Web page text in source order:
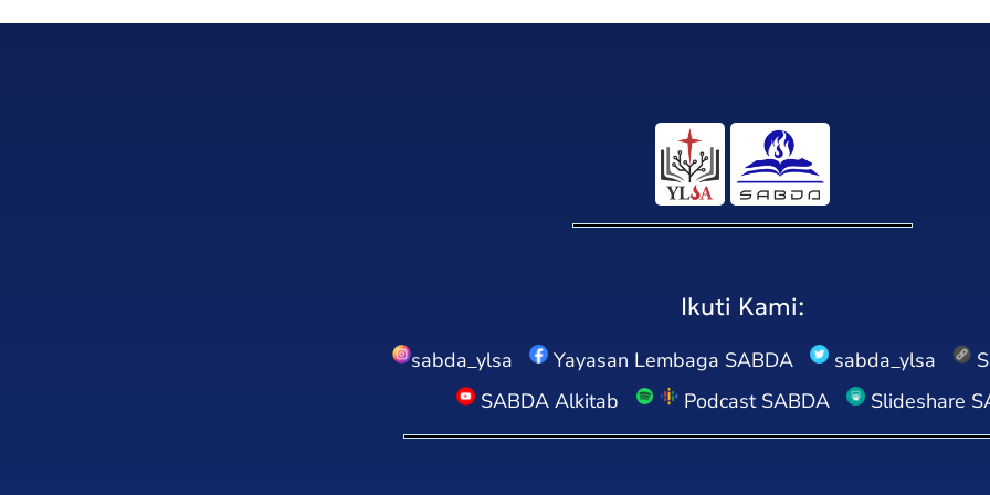
Ikuti Kami:
sabda_ylsa Yayasan Lembaga SABDA sabda_ylsa
SABDA Alkitab
Podcast SABDA Slideshare